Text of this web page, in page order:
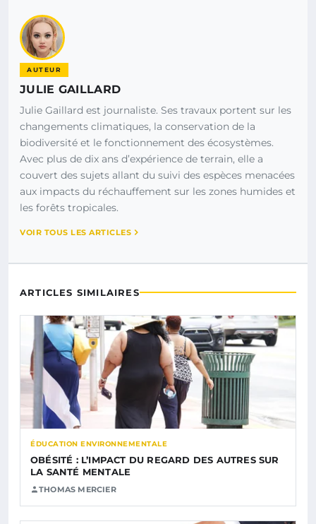
AUTEUR
JULIE GAILLARD
Julie Gaillard est journaliste. Ses travaux portent sur les
changements climatiques, la conservation de la
biodiversité et le fonctionnement des écosystèmes.
Avec plus de dix ans d’expérience de terrain, elle a
couvert des sujets allant du suivi des espèces menacées
aux impacts du réchauffement sur les zones humides et
les forêts tropicales.
VOIR TOUS LES ARTICLES
ARTICLES SIMILAIRES
ÉDUCATION ENVIRONNEMENTALE
OBÉSITÉ : L’IMPACT DU REGARD DES AUTRES SUR
LA SANTÉ MENTALE
THOMAS MERCIER